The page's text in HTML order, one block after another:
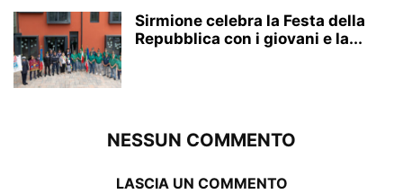
Sirmione celebra la Festa della
Repubblica con i giovani e la...
NESSUN COMMENTO
LASCIA UN COMMENTO